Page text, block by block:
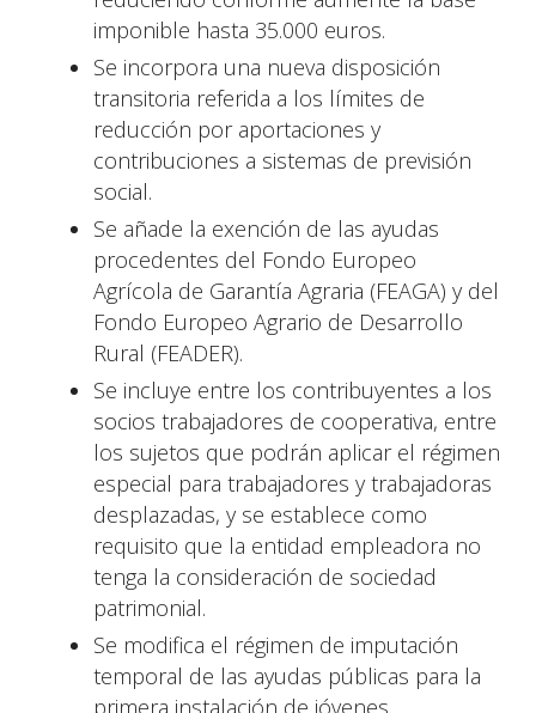
imponible hasta 35.000 euros.
Se incorpora una nueva disposición
transitoria referida a los límites de
reducción por aportaciones y
contribuciones a sistemas de previsión
social.
Se añade la exención de las ayudas
procedentes del Fondo Europeo
Agrícola de Garantía Agraria (FEAGA) y del
Fondo Europeo Agrario de Desarrollo
Rural (FEADER).
Se incluye entre los contribuyentes a los
socios trabajadores de cooperativa, entre
los sujetos que podrán aplicar el régimen
especial para trabajadores y trabajadoras
desplazadas, y se establece como
requisito que la entidad empleadora no
tenga la consideración de sociedad
patrimonial.
Se modifica el régimen de imputación
temporal de las ayudas públicas para la
primera instalación de jóvenes